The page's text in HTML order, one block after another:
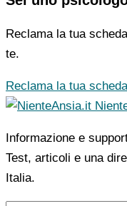
Reclama la tua
te.
Reclama la tua scheda
Informazione e
Test, articoli e una
Italia.